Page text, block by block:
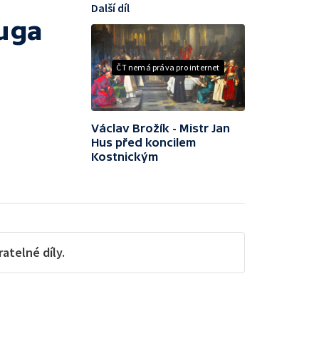
ČT nemá práva pro internet
Další díl
Václav Brožík - Mistr Jan
Hus před koncilem
Kostnickým
díly.